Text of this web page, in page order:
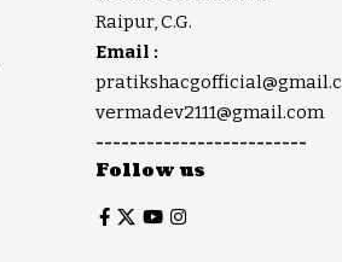
Raipur, C.G.
Email :
vermadev2111@gmail.com
-------------------------
Follow us